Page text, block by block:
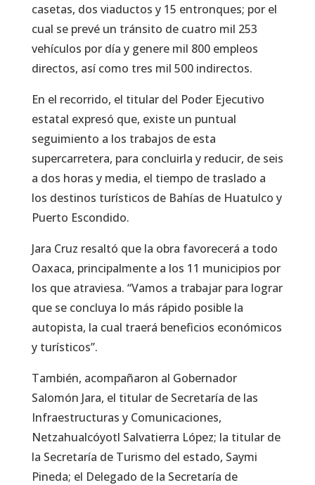
casetas, dos viaductos y 15 entronques; por el
cual se prevé un tránsito de cuatro mil 253
vehículos por día y genere mil 800 empleos
directos, así como tres mil 500 indirectos.
En el recorrido, el titular del Poder Ejecutivo
estatal expresó que, existe un puntual
seguimiento a los trabajos de esta
supercarretera, para concluirla y reducir, de seis
a dos horas y media, el tiempo de traslado a
los destinos turísticos de Bahías de Huatulco y
Puerto Escondido.
Jara Cruz resaltó que la obra favorecerá a todo
Oaxaca, principalmente a los 11 municipios por
los que atraviesa. “Vamos a trabajar para lograr
que se concluya lo más rápido posible la
autopista, la cual traerá beneficios económicos
y turísticos”.
También, acompañaron al Gobernador
Salomón Jara, el titular de Secretaría de las
Infraestructuras y Comunicaciones,
Netzahualcóyotl Salvatierra López; la titular de
la Secretaría de Turismo del estado, Saymi
Pineda; el Delegado de la Secretaría de